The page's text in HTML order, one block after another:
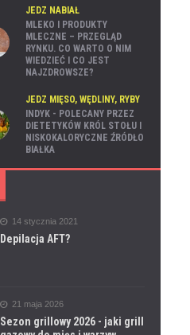
JEDZ NABIAŁ
MLEKO I PRODUKTY
MLECZNE – PRZEGLĄD
RYNKU. CO WARTO O NIM
WIEDZIEĆ I CO JEST
NAJZDROWSZE?
JEDZ MIĘSO, WĘDLINY, RYBY
INDYK - POLECANY PRZEZ
DIETETYKÓW KRÓL STOŁU I
NISKOKALORYCZNE ŹRÓDŁO
BIAŁKA
14 stycznia 2021
Depilacja AFT?
21 maja 2026
Sezon grillowy 2026 - jaki grill